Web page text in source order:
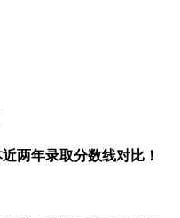
两年录取分数线对比！